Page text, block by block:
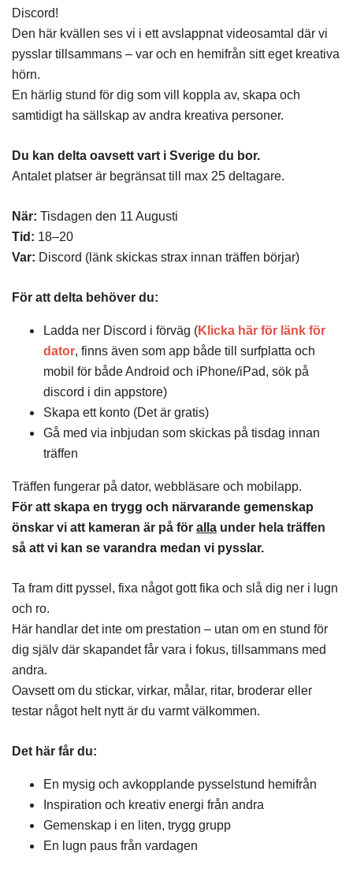
Discord!
Den här kvällen ses vi i ett avslappnat videosamtal där vi
pysslar tillsammans – var och en hemifrån sitt eget kreativa
hörn.
En härlig stund för dig som vill koppla av, skapa och
samtidigt ha sällskap av andra kreativa personer.
Du kan delta oavsett vart i Sverige du bor.
Antalet platser är begränsat till max 25 deltagare.
När: Tisdagen den 11 Augusti
Tid: 18–20
Var: Discord (länk skickas strax innan träffen börjar)
För att delta behöver du:
Ladda ner Discord i förväg (Klicka här för länk för
dator, finns även som app både till surfplatta och
mobil för både Android och iPhone/iPad, sök på
discord i din appstore)
Skapa ett konto (Det är gratis)
Gå med via inbjudan som skickas på tisdag innan
träffen
Träffen fungerar på dator, webbläsare och mobilapp.
För att skapa en trygg och närvarande gemenskap
önskar vi att kameran är på för alla under hela träffen
så att vi kan se varandra medan vi pysslar.
Ta fram ditt pyssel, fixa något gott fika och slå dig ner i lugn
och ro.
Här handlar det inte om prestation – utan om en stund för
dig själv där skapandet får vara i fokus, tillsammans med
andra.
Oavsett om du stickar, virkar, målar, ritar, broderar eller
testar något helt nytt är du varmt välkommen.
Det här får du:
En mysig och avkopplande pysselstund hemifrån
Inspiration och kreativ energi från andra
Gemenskap i en liten, trygg grupp
En lugn paus från vardagen